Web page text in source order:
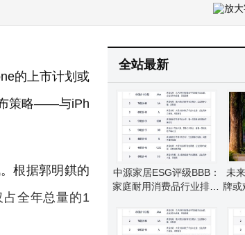
的上市计划或
布策略——与iPh
根据郭明錤的
全年总量的1
全站最新
中源家居ESG评级BBB：
家庭耐用消费品行业排96
未
牌或